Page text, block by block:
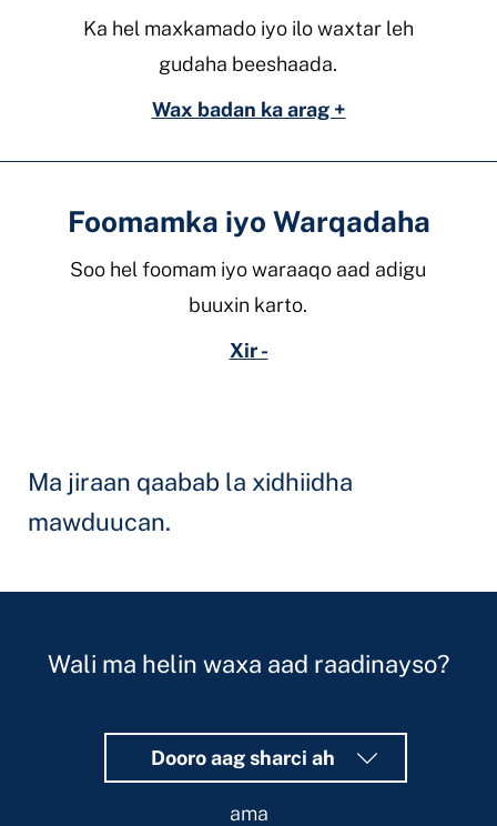
Ka hel maxkamado iyo ilo waxtar leh
gudaha beeshaada.
Wax badan ka arag +
Foomamka iyo Warqadaha
Soo hel foomam iyo waraaqo aad adigu
buuxin karto.
Xir -
Ma jiraan qaabab la xidhiidha
mawduucan.
Wali ma helin waxa aad raadinayso?
Dooro aag sharci ah
ama